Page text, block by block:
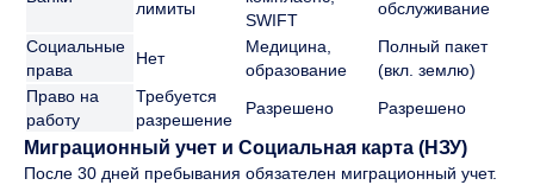
лимиты
SWIFT
обслуживание
Социальные
права
Нет
Медицина,
образование
Полный пакет
(вкл. землю)
Право на
работу
Требуется
разрешение
Разрешено Разрешено
Миграционный учет и Социальная карта (НЗУ)
После 30 дней пребывания обязателен миграционный учет.